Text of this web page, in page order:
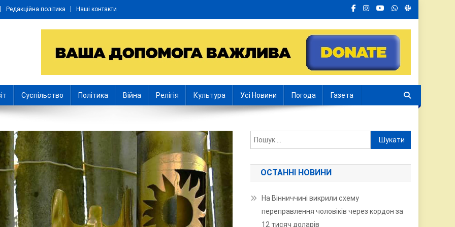
Редакційна політика Наші контакти
Суспільство Політика Війна Релігія Культура Усі Новини Погода Газета
Пошук:
ОСТАННІ НОВИНИ
На Вінниччині викрили схему
переправлення чоловіків через кордон за
12 тисяч доларів